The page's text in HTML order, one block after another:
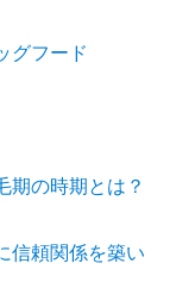
グフード
期の時期とは？
信頼関係を築い